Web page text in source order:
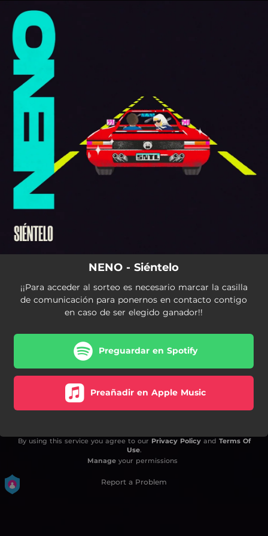
NENO - Siéntelo
¡¡Para acceder al sorteo es necesario marcar la casilla
de comunicación para ponernos en contacto contigo
en caso de ser elegido ganador!!
Preguardar en Spotify
Preañadir en Apple Music
By using this service you agree to our Privacy Policyand Terms Of
Use.
Manageyour permissions
Report a Problem